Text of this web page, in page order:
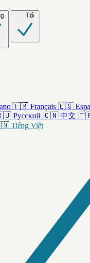
Tối
🇫🇷 Français 🇪🇸
Русский 🇨🇳 中文
Tiếng Việt